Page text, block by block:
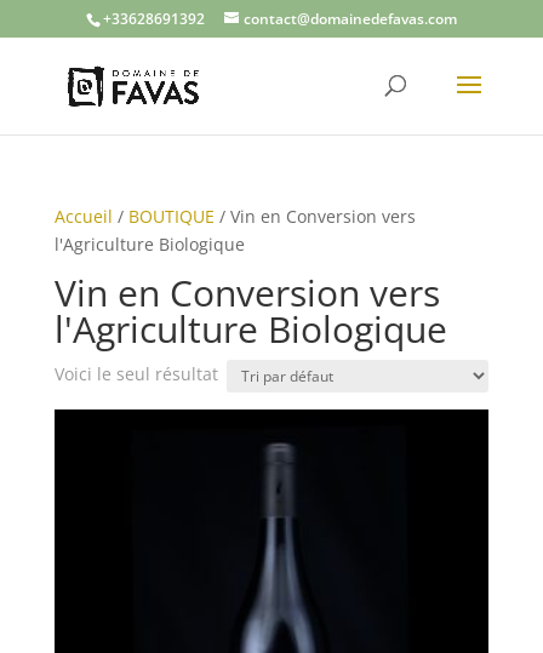
+33628691392 contact@domainedefavas.com
Accueil / BOUTIQUE / Vin en Conversion vers
l'Agriculture Biologique
Vin en Conversion vers
l'Agriculture Biologique
Voici le seul résultat